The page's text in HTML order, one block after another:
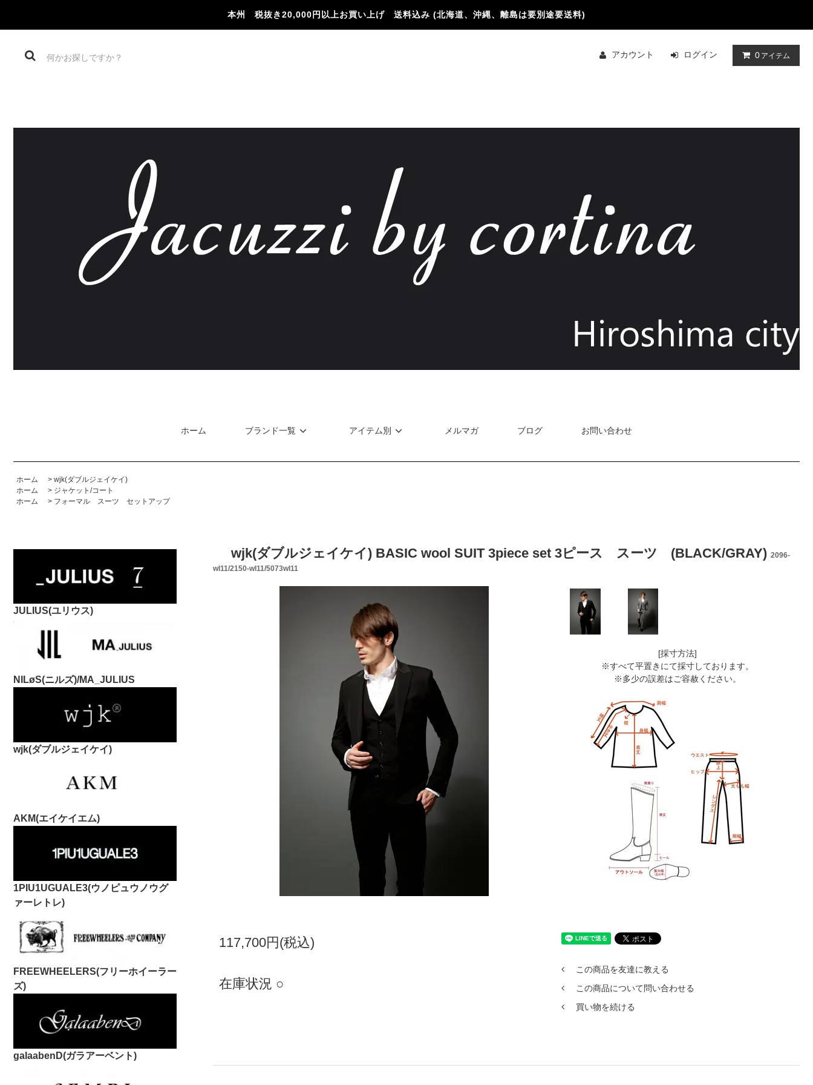
本州 税抜き20,000円以上お買い上げ 送料込み (北海道、沖縄、離島は要別途要送料)
アカウント ログイン 0 アイテム
ホーム ブランド一覧 アイテム別 メルマガ ブログ お問い合わせ
ホーム > wjk(ダブルジェイケイ)
ホーム
> ジャケット/コート
ホーム
> フォーマル スーツ セットアップ
JULIUS(ユリウス)
NILøS(ニルズ)/MA_JULIUS
wjk(ダブルジェイケイ)
AKM(エイケイエム)
1PIU1UGUALE3(ウノピュウノウグ
ァーレトレ)
FREEWHEELERS(フリーホイーラー
ズ)
galaabenD(ガラアーベント)
wjk(ダブルジェイケイ) BASIC wool SUIT 3piece set 3ピース スーツ (BLACK/GRAY) 2096-
wl11/2150-wl11/5073wl11
[採寸方法]
※すべて平置きにて採寸しております。
※多少の誤差はご容赦ください。
117,700円(税込)
在庫状況 ○
この商品を友達に教える
この商品について問い合わせる
買い物を続ける